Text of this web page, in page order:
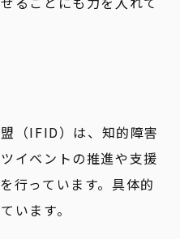
（IFID）は、知的障害
イベントの推進や支援
行っています。具体的
います。